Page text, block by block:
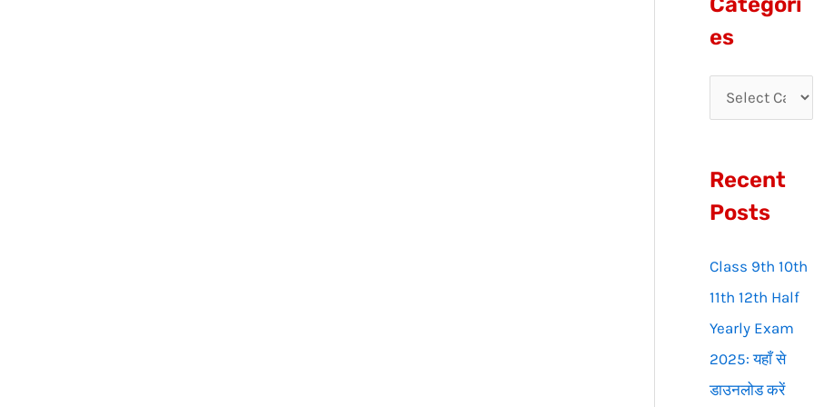
f
r
:
es
Recent
Posts
Class 9th 10th
11th 12th Half
Yearly Exam
2025: यहाँ से
डाउनलोड करें